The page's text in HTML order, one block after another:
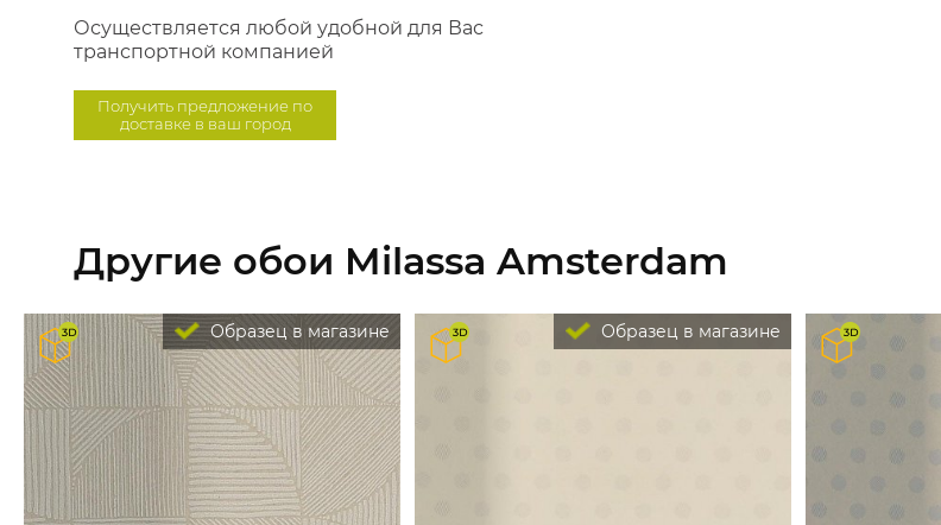
Осуществляется любой удобной для Вас
транспортной компанией
Получить предложение по
доставке в ваш город
Другие обои Milassa Amsterdam
Образец в магазине Образец в магазине